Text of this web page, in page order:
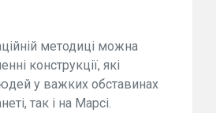
методиці можна
конструкції, які
у важких обставинах
так і на Марсі.